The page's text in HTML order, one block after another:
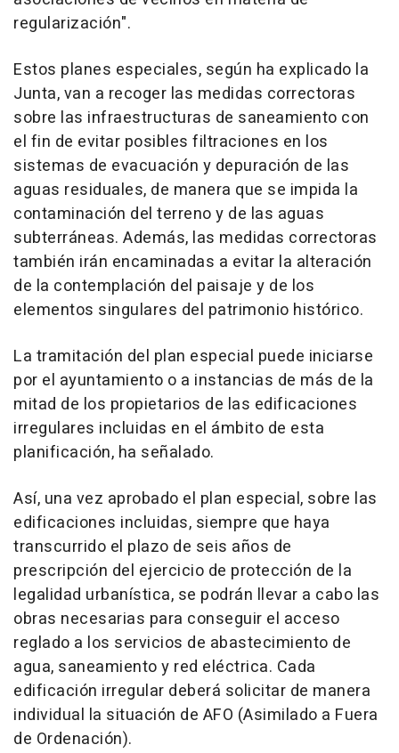
regularización".
Estos planes especiales, según ha explicado la
Junta, van a recoger las medidas correctoras
sobre las infraestructuras de saneamiento con
el fin de evitar posibles filtraciones en los
sistemas de evacuación y depuración de las
aguas residuales, de manera que se impida la
contaminación del terreno y de las aguas
subterráneas. Además, las medidas correctoras
también irán encaminadas a evitar la alteración
de la contemplación del paisaje y de los
elementos singulares del patrimonio histórico.
La tramitación del plan especial puede iniciarse
por el ayuntamiento o a instancias de más de la
mitad de los propietarios de las edificaciones
irregulares incluidas en el ámbito de esta
planificación, ha señalado.
Así, una vez aprobado el plan especial, sobre las
edificaciones incluidas, siempre que haya
transcurrido el plazo de seis años de
prescripción del ejercicio de protección de la
legalidad urbanística, se podrán llevar a cabo las
obras necesarias para conseguir el acceso
reglado a los servicios de abastecimiento de
agua, saneamiento y red eléctrica. Cada
edificación irregular deberá solicitar de manera
individual la situación de AFO (Asimilado a Fuera
de Ordenación).